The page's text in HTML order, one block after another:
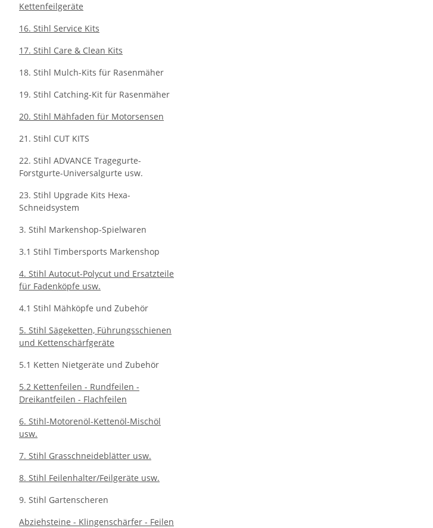
Kettenfeilgeräte
16. Stihl Service Kits
17. Stihl Care & Clean Kits
18. Stihl Mulch-Kits für Rasenmäher
19. Stihl Catching-Kit für Rasenmäher
20. Stihl Mähfaden für Motorsensen
21. Stihl CUT KITS
22. Stihl ADVANCE Tragegurte-
Forstgurte-Universalgurte usw.
23. Stihl Upgrade Kits Hexa-
Schneidsystem
3. Stihl Markenshop-Spielwaren
3.1 Stihl Timbersports Markenshop
4. Stihl Autocut-Polycut und Ersatzteile
für Fadenköpfe usw.
4.1 Stihl Mähköpfe und Zubehör
5. Stihl Sägeketten, Führungsschienen
und Kettenschärfgeräte
5.1 Ketten Nietgeräte und Zubehör
5.2 Kettenfeilen - Rundfeilen -
Dreikantfeilen - Flachfeilen
6. Stihl-Motorenöl-Kettenöl-Mischöl
usw.
7. Stihl Grasschneideblätter usw.
8. Stihl Feilenhalter/Feilgeräte usw.
9. Stihl Gartenscheren
Abziehsteine - Klingenschärfer - Feilen